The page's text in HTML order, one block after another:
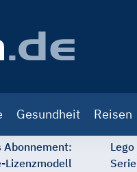
Gesundheit Reisen
Abonnement:
Lizenzmodell